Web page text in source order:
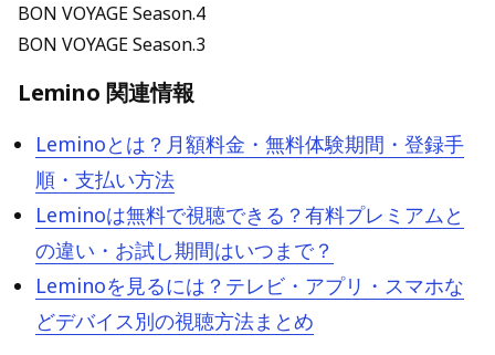
BON VOYAGE Season.4
BON VOYAGE Season.3
Lemino 関連情報
Leminoとは？月額料金・無料体験期間・登録手
順・支払い方法
Leminoは無料で視聴できる？有料プレミアムと
の違い・お試し期間はいつまで？
Leminoを見るには？テレビ・アプリ・スマホな
どデバイス別の視聴方法まとめ